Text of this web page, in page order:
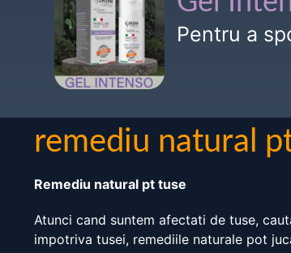
Pentru a
remediu natural
Remediu natural pt tuse
Atunci cand suntem afectati de tuse,
impotriva tusei, remediile naturale pot